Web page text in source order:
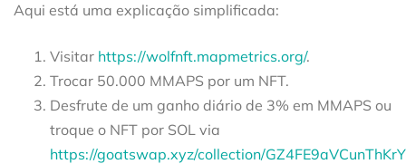
Aqui está uma explicação simplificada:
Visitar https://wolfnft.mapmetrics.org/.
Trocar 50.000 MMAPS por um NFT.
Desfrute de um ganho diário de 3% em MMAPS ou
troque o NFT por SOL via
https://goatswap.xyz/collection/